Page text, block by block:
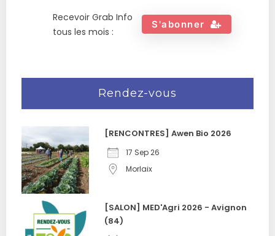
Recevoir Grab Info
tous les mois :
S'abonner
Rendez-vous
[RENCONTRES] Awen Bio 2026
17 Sep 26
Morlaix
[SALON] MED'Agri 2026 - Avignon
(84)